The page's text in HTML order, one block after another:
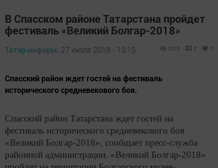
В Спасском районе Татарстана пройдет
фестиваль «Великий Болгар-2018»
Татар-информ, 27 июля 2018 - 13:15 2010 0 0
Спасский район ждет гостей на фестиваль
исторического средневекового боя.
Спасский район Татарстана ждет гостей на
фестиваль исторического средневекового боя
«Великий Болгар-2018», сообщает пресс-служба
районной администрации. «Великий Болгар-2018»